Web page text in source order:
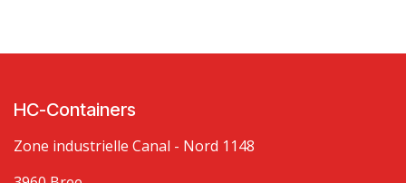
HC-Containers
Zone industrielle Canal - Nord 1148